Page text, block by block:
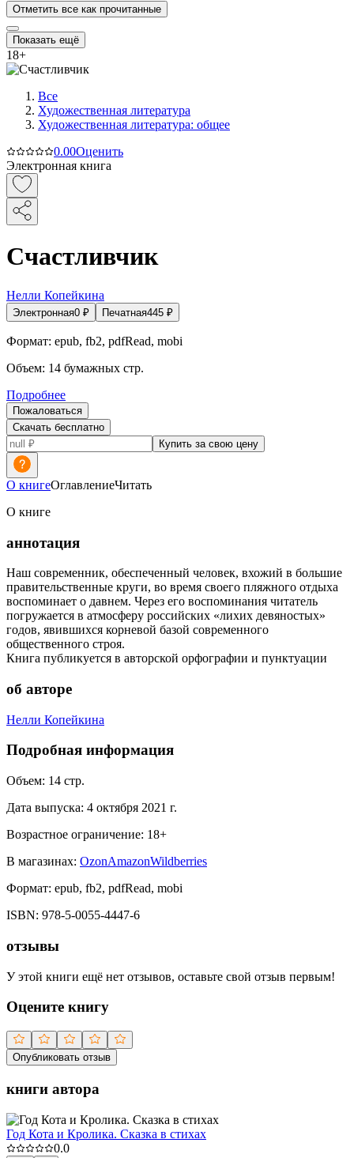
Отметить все как прочитанные
Показать ещё
18+
Все
Художественная литература
Художественная литература: общее
0.00Оценить
Электронная книга
Счастливчик
Нелли Копейкина
Электронная0 ₽ Печатная445 ₽
Формат: epub, fb2, pdfRead, mobi
Объем: 14 бумажных стр.
Подробнее
Пожаловаться
Скачать бесплатно
Купить за свою цену
О книгеОглавлениеЧитать
О книге
аннотация
Наш современник, обеспеченный человек, вхожий в большие
правительственные круги, во время своего пляжного отдыха
воспоминает о давнем. Через его воспоминания читатель
погружается в атмосферу российских «лихих девяностых»
годов, явившихся корневой базой современного
общественного строя.
Книга публикуется в авторской орфографии и пунктуации
об авторе
Нелли Копейкина
Подробная информация
Объем: 14 стр.
Дата выпуска: 4 октября 2021 г.
Возрастное ограничение: 18+
В магазинах: OzonAmazonWildberries
Формат: epub, fb2, pdfRead, mobi
ISBN: 978-5-0055-4447-6
отзывы
У этой книги ещё нет отзывов, оставьте свой отзыв первым!
Оцените книгу
Опубликовать отзыв
книги автора
Год Кота и Кролика. Сказка в стихах
0.0